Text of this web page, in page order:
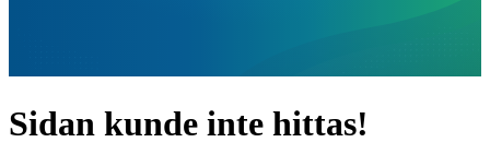
Sidan kunde inte hittas!